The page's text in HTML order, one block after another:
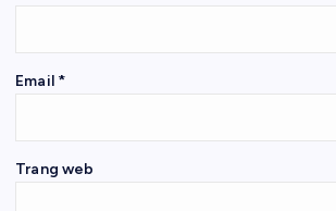
Email *
Trang web